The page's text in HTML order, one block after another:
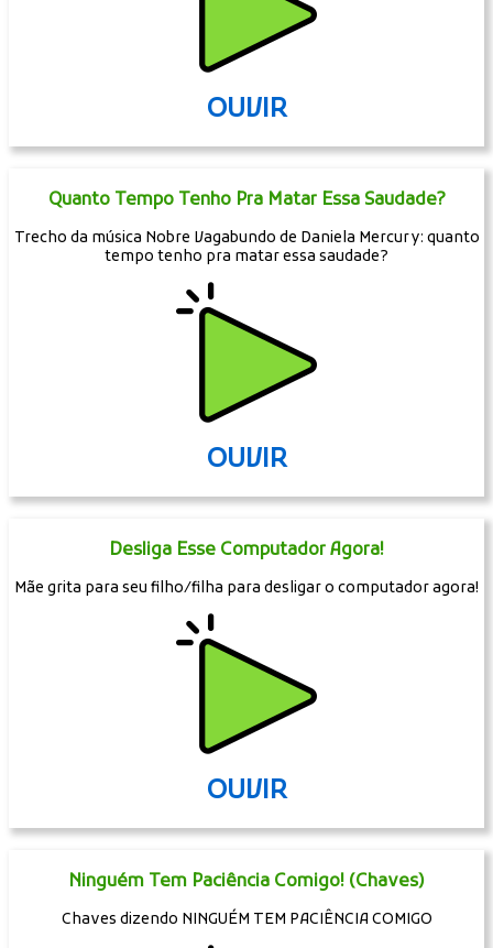
OUVIR
Quanto Tempo Tenho Pra Matar Essa Saudade?
Trecho da música Nobre Vagabundo de Daniela Mercury: quanto
tempo tenho pra matar essa saudade?
OUVIR
Desliga Esse Computador Agora!
Mãe grita para seu filho/filha para desligar o computador agora!
OUVIR
Ninguém Tem Paciência Comigo! (Chaves)
Chaves dizendo NINGUÉM TEM PACIÊNCIA COMIGO